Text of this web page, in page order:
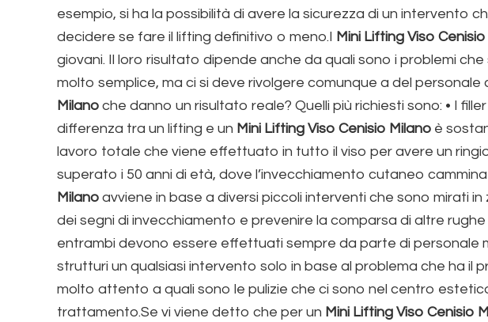
esempio, si ha la possibilità di avere la sicurezza di un intervento
decidere se fare il lifting definitivo o meno.I Mini Lifting Viso
giovani. Il loro risultato dipende anche da quali sono i problemi
molto semplice, ma ci si deve rivolgere comunque a del
Milano che danno un risultato reale? Quelli più richiesti sono: • I
differenza tra un lifting e un Mini Lifting Viso Cenisio Milano è
lavoro totale che viene effettuato in tutto il viso per avere un
superato i 50 anni di età, dove l’invecchiamento cutaneo
Milano avviene in base a diversi piccoli interventi che sono mirati
dei segni di invecchiamento e prevenire la comparsa di altre
entrambi devono essere effettuati sempre da parte di
strutturi un qualsiasi intervento solo in base al problema che ha
molto attento a quali sono le pulizie che ci sono nel centro
trattamento.Se vi viene detto che per un Mini Lifting Viso Cenisio